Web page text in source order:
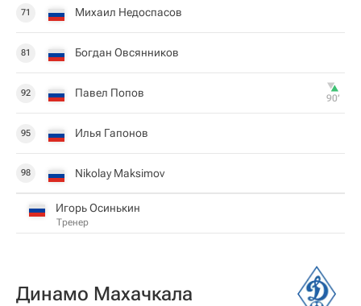
71 Михаил Недоспасов
81 Богдан Овсянников
92 Павел Попов 90‎’‎
95 Илья Гапонов
98 Nikolay Maksimov
Игорь Осинькин
Тренер
Динамо Махачкала